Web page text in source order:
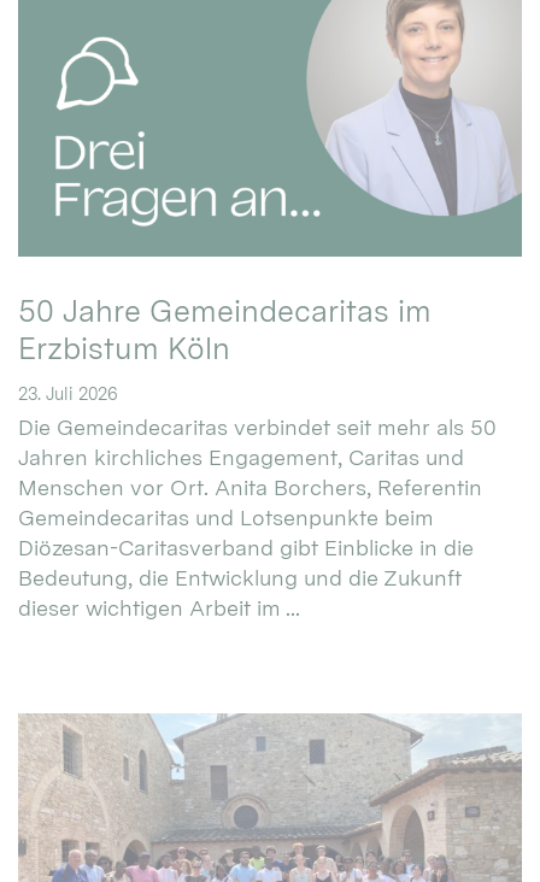
50 Jahre Gemeindecaritas im
Erzbistum Köln
23. Juli 2026
Die Gemeindecaritas verbindet seit mehr als 50
Jahren kirchliches Engagement, Caritas und
Menschen vor Ort. Anita Borchers, Referentin
Gemeindecaritas und Lotsenpunkte beim
Diözesan-Caritasverband gibt Einblicke in die
Bedeutung, die Entwicklung und die Zukunft
dieser wichtigen Arbeit im ...